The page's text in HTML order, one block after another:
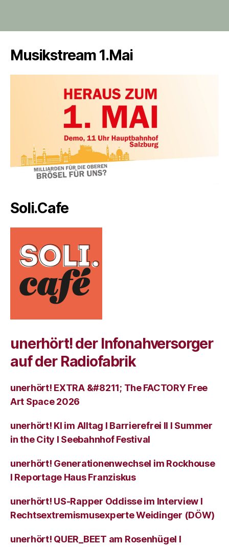
Musikstream 1.Mai
Soli.Cafe
unerhört! der Infonahversorger
auf der Radiofabrik
unerhört! EXTRA &#8211; The FACTORY Free
Art Space 2026
unerhört! KI im Alltag I Barrierefrei II I Summer
in the City I Seebahnhof Festival
unerhört! Generationenwechsel im Rockhouse
I Reportage Haus Franziskus
unerhört! US-Rapper Oddisse im Interview I
Rechtsextremismusexperte Weidinger (DÖW)
unerhört! QUER_BEET am Rosenhügel I